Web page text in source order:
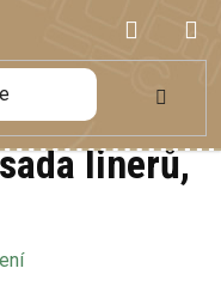
KOŠÍK
linerů,